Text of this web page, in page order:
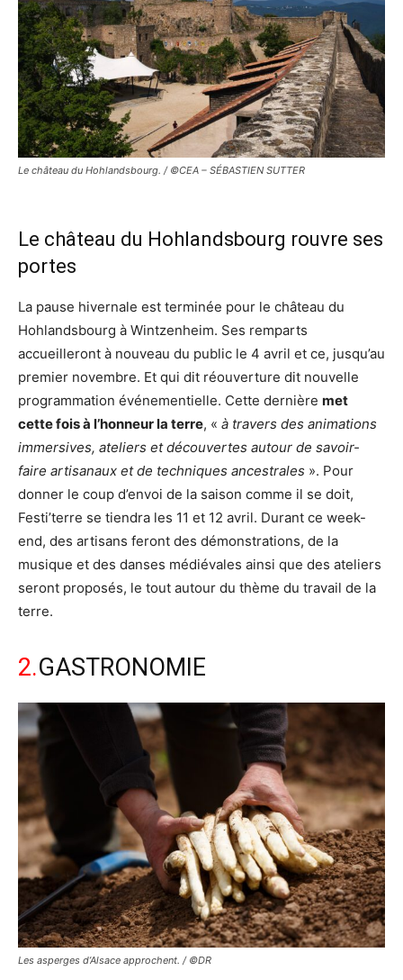
Le château du Hohlandsbourg. / ©CEA – SÉBASTIEN SUTTER
Le château du Hohlandsbourg rouvre ses
portes
La pause hivernale est terminée pour le château du
Hohlandsbourg à Wintzenheim. Ses remparts
accueilleront à nouveau du public le 4 avril et ce, jusqu’au
premier novembre. Et qui dit réouverture dit nouvelle
programmation événementielle. Cette dernière met
cette fois à l’honneur la terre, « à travers des animations
immersives, ateliers et découvertes autour de savoir-
faire artisanaux et de techniques ancestrales ». Pour
donner le coup d’envoi de la saison comme il se doit,
Festi’terre se tiendra les 11 et 12 avril. Durant ce week-
end, des artisans feront des démonstrations, de la
musique et des danses médiévales ainsi que des ateliers
seront proposés, le tout autour du thème du travail de la
terre.
2.GASTRONOMIE
Les asperges d’Alsace approchent. / ©DR